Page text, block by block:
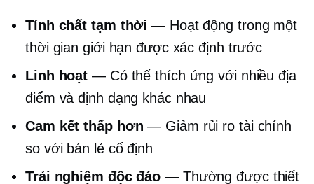
Tính chất tạm thời — Hoạt động trong một
thời gian giới hạn được xác định trước
Linh hoạt — Có thể thích ứng với nhiều địa
điểm và định dạng khác nhau
Cam kết thấp hơn — Giảm rủi ro tài chính
so với bán lẻ cố định
Trải nghiệm độc đáo — Thường được thiết